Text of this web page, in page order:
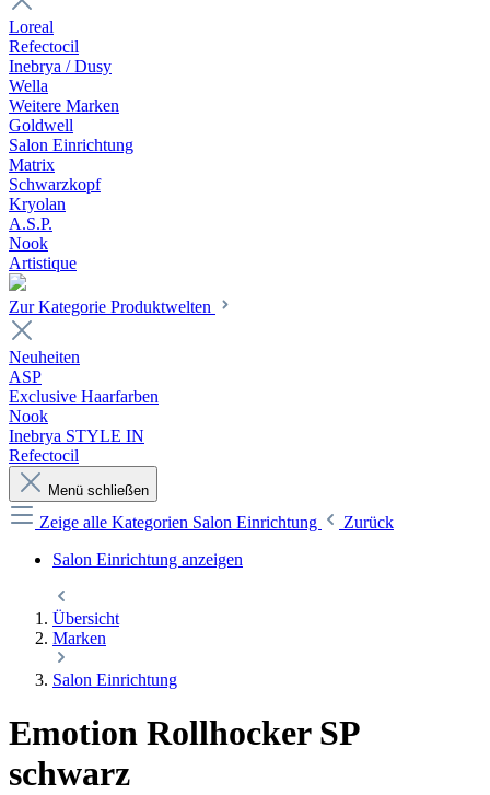
Loreal
Refectocil
Inebrya / Dusy
Wella
Weitere Marken
Goldwell
Salon Einrichtung
Matrix
Schwarzkopf
Kryolan
A.S.P.
Nook
Artistique
Zur Kategorie Produktwelten
Neuheiten
ASP
Exclusive Haarfarben
Nook
Inebrya STYLE IN
Refectocil
Menü schließen
Zeige alle Kategorien Salon Einrichtung
Zurück
Salon Einrichtung anzeigen
Übersicht
Marken
Salon Einrichtung
Emotion Rollhocker SP
schwarz